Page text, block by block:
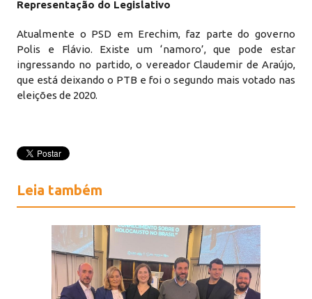
Representação do Legislativo
Atualmente o PSD em Erechim, faz parte do governo
Polis e Flávio. Existe um ‘namoro’, que pode estar
ingressando no partido, o vereador Claudemir de Araújo,
que está deixando o PTB e foi o segundo mais votado nas
eleições de 2020.
Leia também